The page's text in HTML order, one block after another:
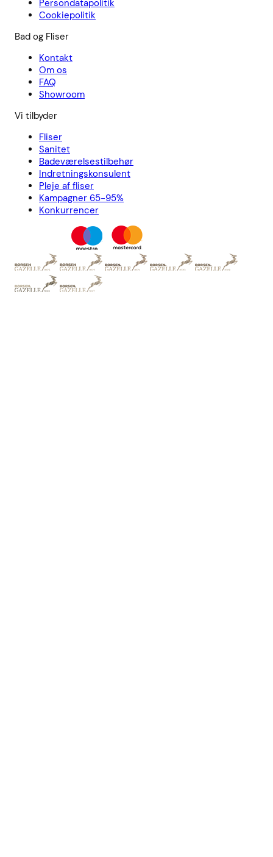
Persondatapolitik
Cookiepolitik
Bad og Fliser
Kontakt
Om os
FAQ
Showroom
Vi tilbyder
Fliser
Sanitet
Badeværelsestilbehør
Indretningskonsulent
Pleje af fliser
Kampagner 65-95%
Konkurrencer